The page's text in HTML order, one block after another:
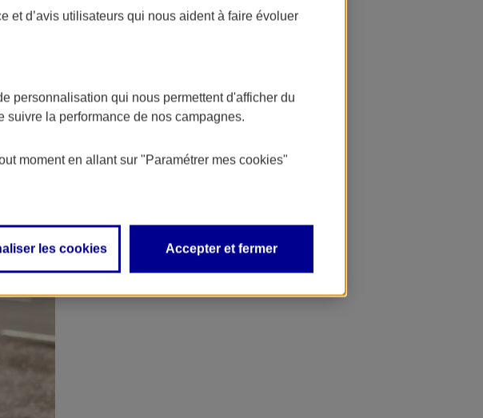
L'application AXA Banque
et d’avis utilisateurs qui nous aident à faire évoluer
personnalisation qui nous permettent d'afficher du
la performance de nos campagnes.
moment en allant sur "Paramétrer mes cookies"
les cookies Accepter et fermer